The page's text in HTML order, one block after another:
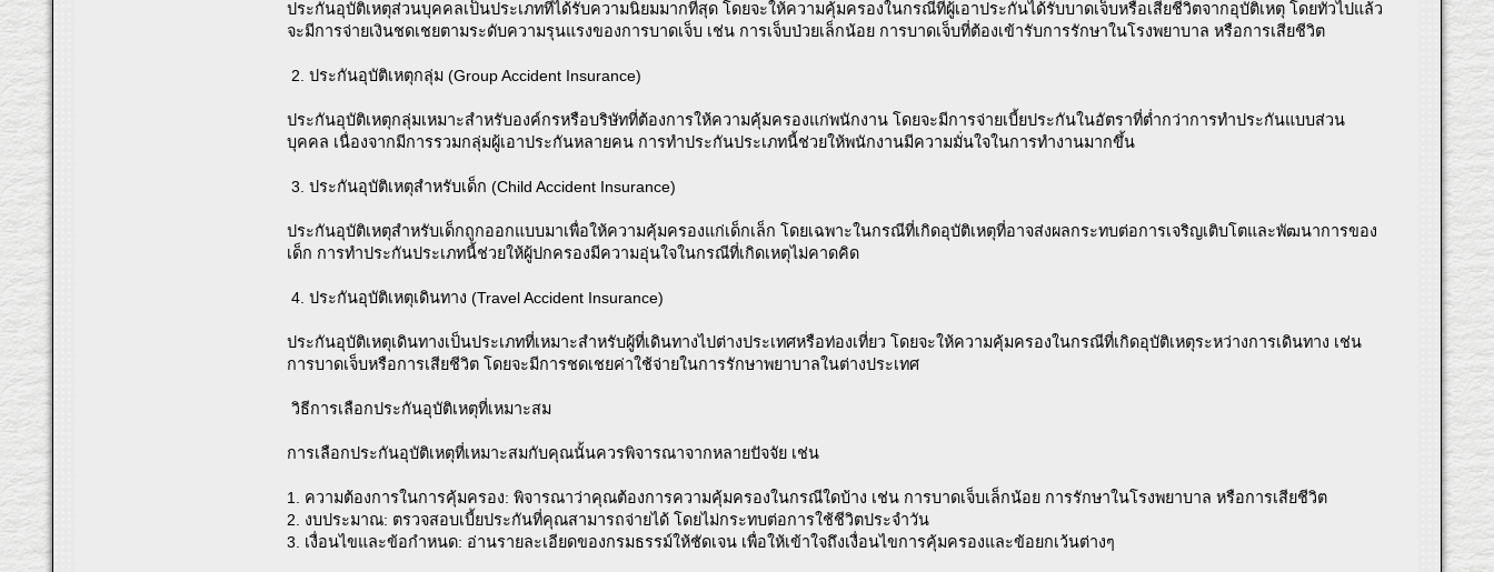
ประกันอุบัติเหตุส่วนบุคคลเป็นประเภทที่ได้รับความนิยมมากที่สุด โดยจะให้ความคุ้มครองในกรณีที่ผู้เอาประกันได้รับบาดเจ็บหรือเสียชีวิตจากอุบัติเหตุ โดยทั่วไปแล้ว
จะมีการจ่ายเงินชดเชยตามระดับความรุนแรงของการบาดเจ็บ เช่น การเจ็บป่วยเล็กน้อย การบาดเจ็บที่ต้องเข้ารับการรักษาในโรงพยาบาล หรือการเสียชีวิต
2. ประกันอุบัติเหตุกลุ่ม (Group Accident Insurance)
ประกันอุบัติเหตุกลุ่มเหมาะสำหรับองค์กรหรือบริษัทที่ต้องการให้ความคุ้มครองแก่พนักงาน โดยจะมีการจ่ายเบี้ยประกันในอัตราที่ต่ำกว่าการทำประกันแบบส่วน
บุคคล เนื่องจากมีการรวมกลุ่มผู้เอาประกันหลายคน การทำประกันประเภทนี้ช่วยให้พนักงานมีความมั่นใจในการทำงานมากขึ้น
3. ประกันอุบัติเหตุสำหรับเด็ก (Child Accident Insurance)
ประกันอุบัติเหตุสำหรับเด็กถูกออกแบบมาเพื่อให้ความคุ้มครองแก่เด็กเล็ก โดยเฉพาะในกรณีที่เกิดอุบัติเหตุที่อาจส่งผลกระทบต่อการเจริญเติบโตและพัฒนาการของ
เด็ก การทำประกันประเภทนี้ช่วยให้ผู้ปกครองมีความอุ่นใจในกรณีที่เกิดเหตุไม่คาดคิด
4. ประกันอุบัติเหตุเดินทาง (Travel Accident Insurance)
ประกันอุบัติเหตุเดินทางเป็นประเภทที่เหมาะสำหรับผู้ที่เดินทางไปต่างประเทศหรือท่องเที่ยว โดยจะให้ความคุ้มครองในกรณีที่เกิดอุบัติเหตุระหว่างการเดินทาง เช่น
การบาดเจ็บหรือการเสียชีวิต โดยจะมีการชดเชยค่าใช้จ่ายในการรักษาพยาบาลในต่างประเทศ
วิธีการเลือกประกันอุบัติเหตุที่เหมาะสม
การเลือกประกันอุบัติเหตุที่เหมาะสมกับคุณนั้นควรพิจารณาจากหลายปัจจัย เช่น
1. ความต้องการในการคุ้มครอง: พิจารณาว่าคุณต้องการความคุ้มครองในกรณีใดบ้าง เช่น การบาดเจ็บเล็กน้อย การรักษาในโรงพยาบาล หรือการเสียชีวิต
2. งบประมาณ: ตรวจสอบเบี้ยประกันที่คุณสามารถจ่ายได้ โดยไม่กระทบต่อการใช้ชีวิตประจำวัน
3. เงื่อนไขและข้อกำหนด: อ่านรายละเอียดของกรมธรรม์ให้ชัดเจน เพื่อให้เข้าใจถึงเงื่อนไขการคุ้มครองและข้อยกเว้นต่างๆ